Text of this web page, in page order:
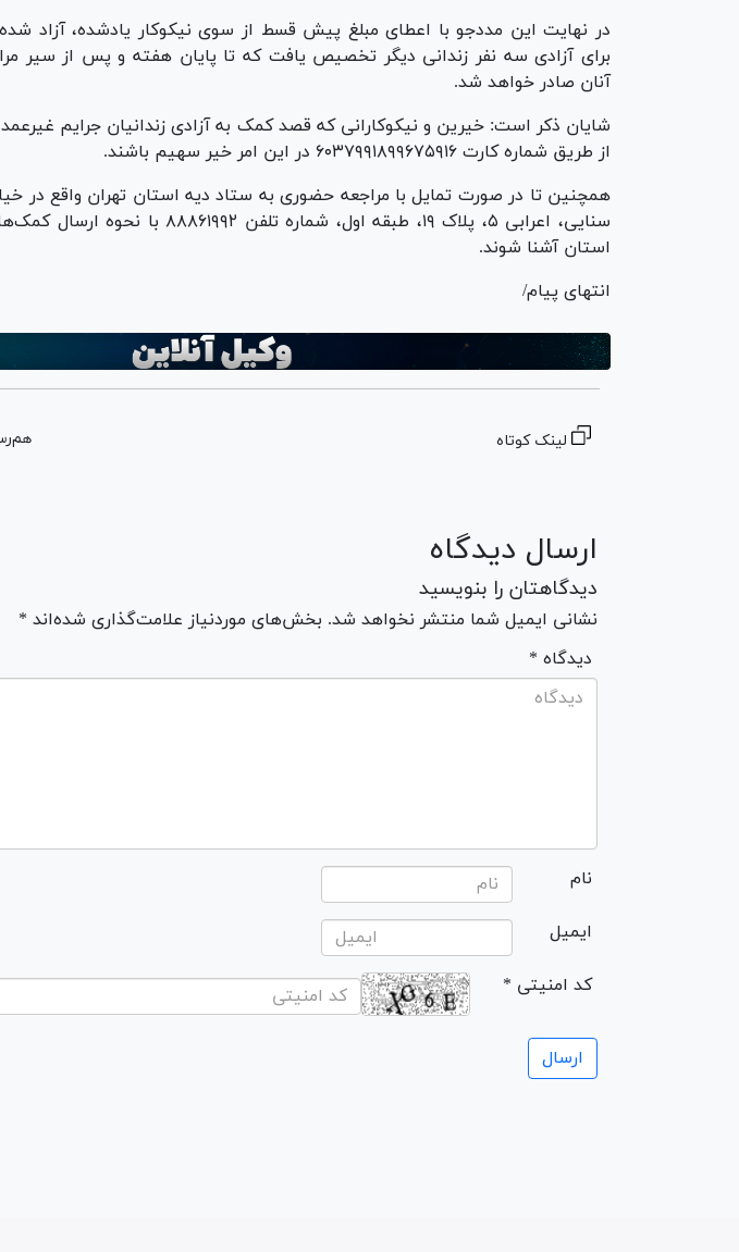
در نهایت این مددجو با اعطای مبلغ پیش قسط از سوی نیکوکار یادشده، آزاد
برای آزادی سه نفر زندانی دیگر تخصیص یافت که تا پایان هفته و پس از سیر
آنان صادر خواهد شد.
شایان ذکر است: خیرین و نیکوکارانی که قصد کمک به آزادی زندانیان جرایم غیرعمد
از طریق شماره کارت ۶۰۳۷۹۹۱۸۹۹۶۷۵۹۱۶ در این امر خیر سهیم باشند.
همچنین تا در صورت تمایل با مراجعه حضوری به ستاد دیه استان تهران واقع در
سنایی، اعرابی ۵، پلاک ۱۹، طبقه اول، شماره
استان آشنا شوند.
انتهای پیام/
لینک کوتاه
ارسال دیدگاه
دیدگاهتان را بنویسید
نشانی ایمیل شما منتشر نخواهد شد. بخش‌های موردنیاز علامت‌گذاری شده‌اند *
* دیدگاه
نام
ایمیل
* کد امنیتی